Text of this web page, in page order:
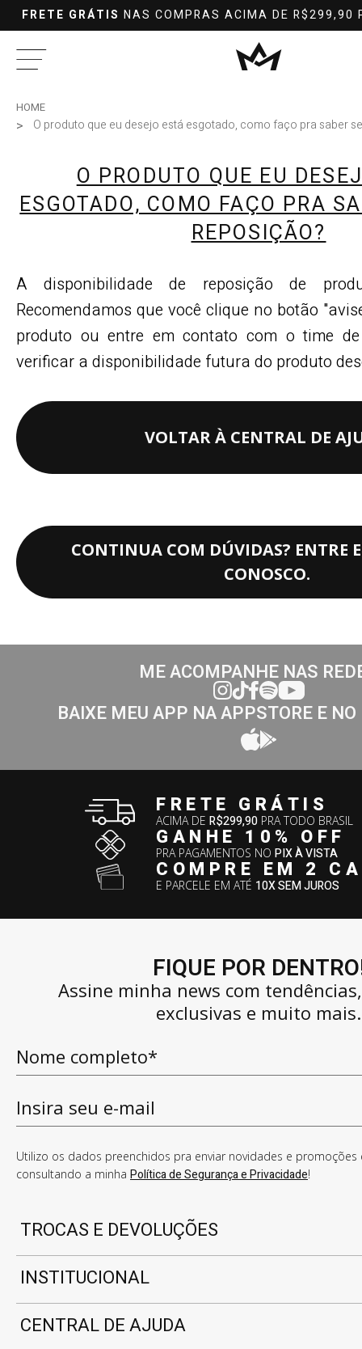
FRETE GRÁTIS NAS COMPRAS ACIMA DE R$299,90
HOME
O produto que eu desejo está esgotado, como faço pra saber
O PRODUTO QUE EU
ESGOTADO, COMO FAÇO PRA
REPOSIÇÃO?
A disponibilidade de reposição de
Recomendamos que você clique no botão
produto ou entre em contato com o time
verificar a disponibilidade futura do produto
VOLTAR À CENTRAL DE
CONTINUA COM DÚVIDAS? ENTRE
CONOSCO.
ME ACOMPANHE NAS
BAIXE MEU APP NA APPSTORE E
FRETE GRÁTIS
ACIMA DER$299,90 PRA TODO BRASIL
GANHE 10% OFF
PRA PAGAMENTOS NOPIX À VISTA
COMPRE EM 2
E PARCELE EM ATÉ 10X SEM JUROS
FIQUE POR
Assine minha news com
exclusivas e muito mais.
Utilizo os dados preenchidos pra enviar novidades e promoções
consultando a minha Política de Segurança e Privacidade!
TROCAS E DEVOLUÇÕES
INSTITUCIONAL
CENTRAL DE AJUDA